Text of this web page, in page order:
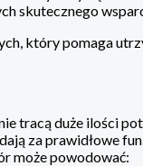
skutecznego
który pomaga
tracą duże ilości
za prawidłowe
może powodować: